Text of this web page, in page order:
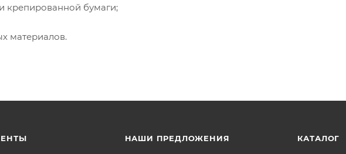
крепированной бумаги;
материалов.
НАШИ ПРЕДЛОЖЕНИЯ КАТАЛОГ